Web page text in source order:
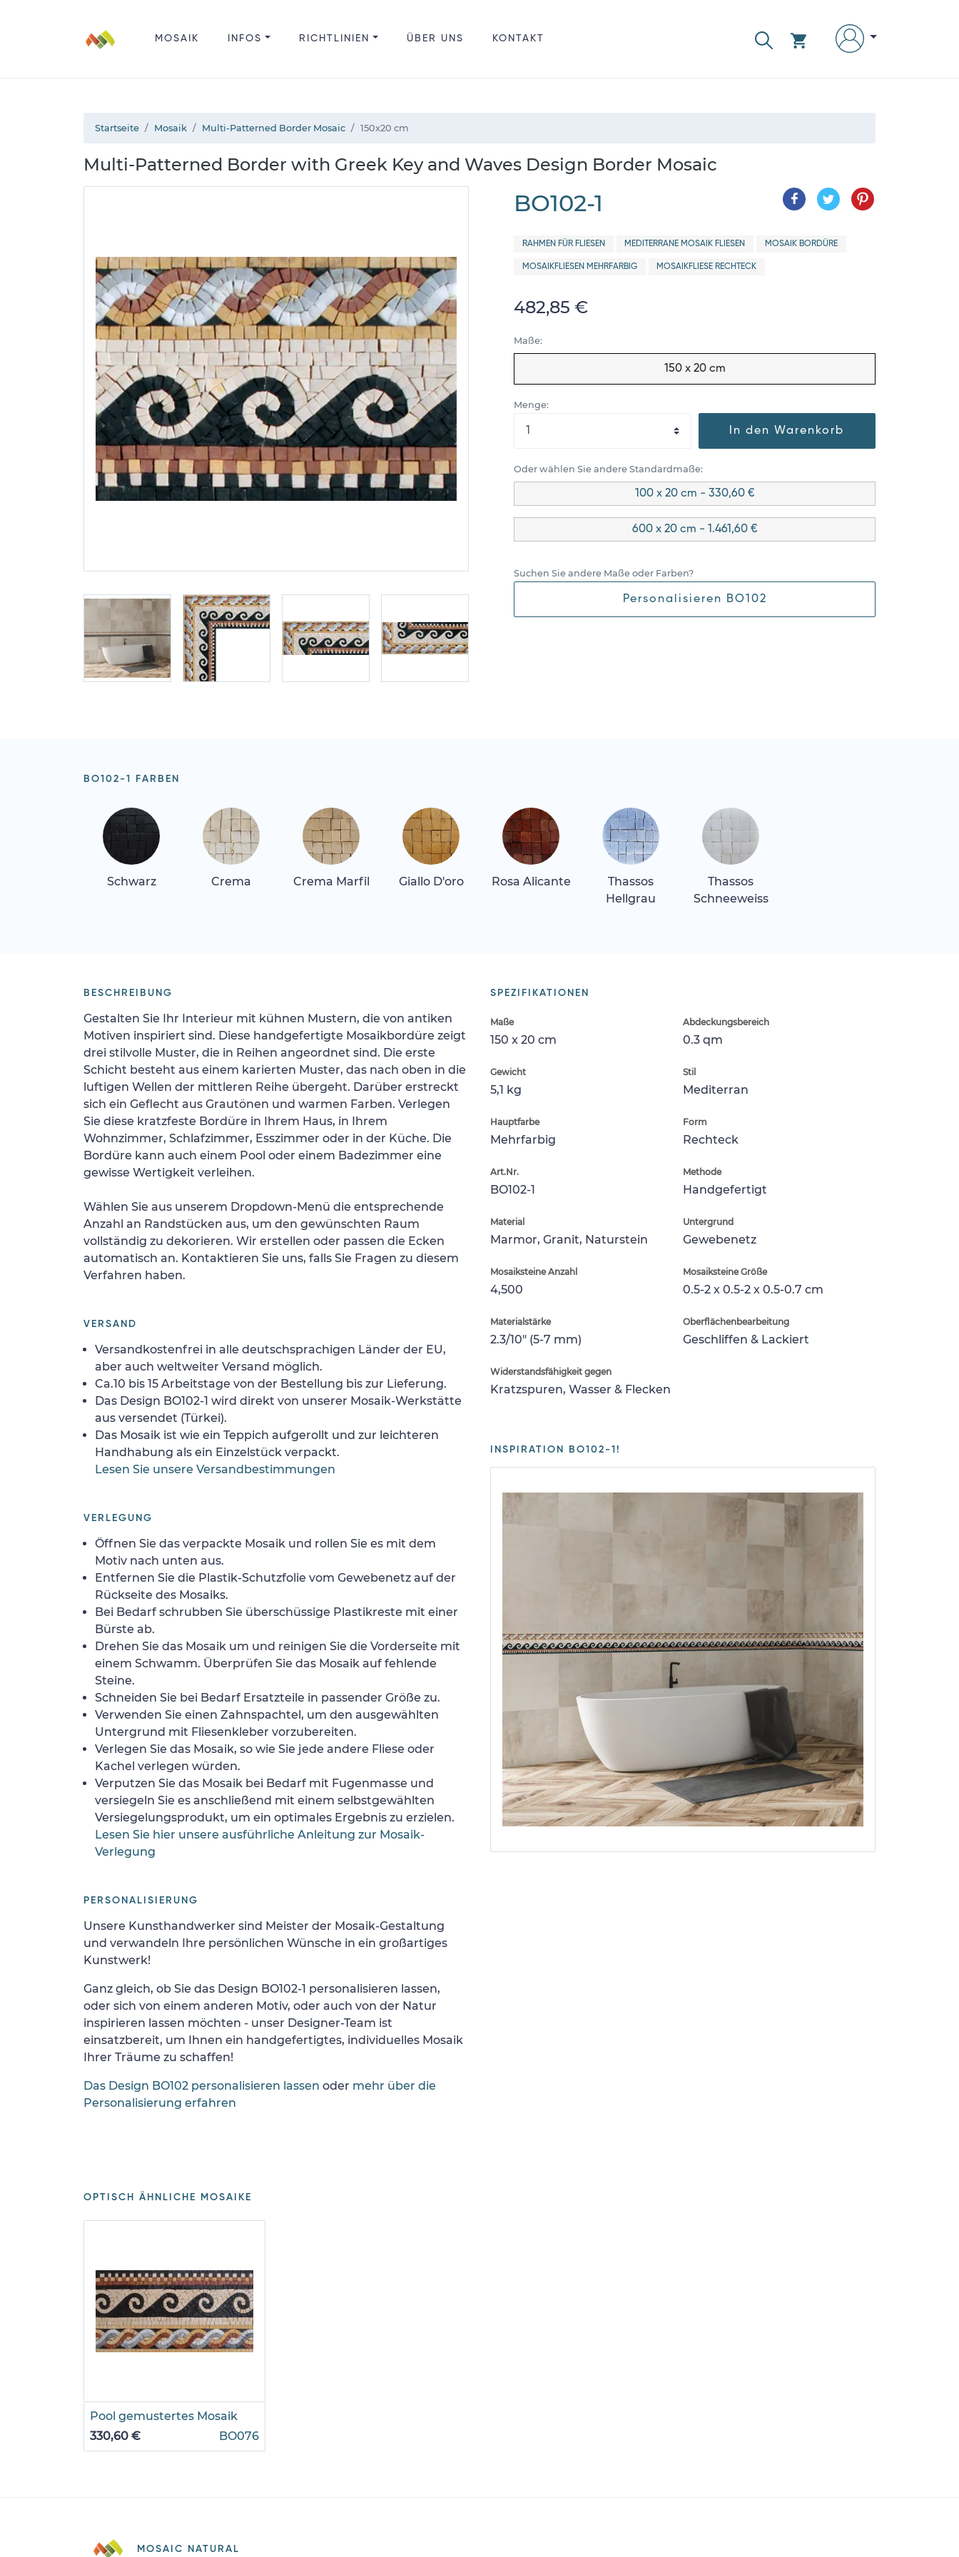
MOSAIK INFOS RICHTLINIEN ÜBER UNS KONTAKT
Startseite Mosaik Multi-Patterned Border Mosaic 150x20 cm
Multi-Patterned Border with Greek Key and Waves Design Border Mosaic
BO102-1
RAHMEN FÜR FLIESEN MEDITERRANE MOSAIK FLIESEN MOSAIK BORDÜRE
MOSAIKFLIESEN MEHRFARBIG MOSAIKFLIESE RECHTECK
482,85 €
Maße:
150 x 20 cm
Menge:
In den Warenkorb
Oder wählen Sie andere Standardmaße:
100 x 20 cm - 330,60 €
600 x 20 cm - 1.461,60 €
Suchen Sie andere Maße oder Farben?
Personalisieren BO102
BO102-1 FARBEN
Schwarz Crema Crema Marfil Giallo D'oro Rosa Alicante
Thassos
Hellgrau
Thassos
Schneeweiss
SPEZIFIKATIONEN
Maße
150 x 20 cm
Abdeckungsbereich
0.3 qm
Gewicht
5,1 kg
Stil
Mediterran
Hauptfarbe
Mehrfarbig
Form
Rechteck
Art.Nr.
BO102-1
Methode
Handgefertigt
Material
Marmor, Granit, Naturstein
Untergrund
Gewebenetz
Mosaiksteine Anzahl
4,500
Mosaiksteine Größe
0.5-2 x 0.5-2 x 0.5-0.7 cm
Materialstärke
2.3/10" (5-7 mm)
Oberflächenbearbeitung
Geschliffen & Lackiert
Widerstandsfähigkeit gegen
Kratzspuren, Wasser & Flecken
INSPIRATION BO102-1!
BESCHREIBUNG
Gestalten Sie Ihr Interieur mit kühnen Mustern, die von antiken
Motiven inspiriert sind. Diese handgefertigte Mosaikbordüre zeigt
drei stilvolle Muster, die in Reihen angeordnet sind. Die erste
Schicht besteht aus einem karierten Muster, das nach oben in die
luftigen Wellen der mittleren Reihe übergeht. Darüber erstreckt
sich ein Geflecht aus Grautönen und warmen Farben. Verlegen
Sie diese kratzfeste Bordüre in Ihrem Haus, in Ihrem
Wohnzimmer, Schlafzimmer, Esszimmer oder in der Küche. Die
Bordüre kann auch einem Pool oder einem Badezimmer eine
gewisse Wertigkeit verleihen.
Wählen Sie aus unserem Dropdown-Menü die entsprechende
Anzahl an Randstücken aus, um den gewünschten Raum
vollständig zu dekorieren. Wir erstellen oder passen die Ecken
automatisch an. Kontaktieren Sie uns, falls Sie Fragen zu diesem
Verfahren haben.
VERSAND
Versandkostenfrei in alle deutschsprachigen Länder der EU,
aber auch weltweiter Versand möglich.
Ca.10 bis 15 Arbeitstage von der Bestellung bis zur Lieferung.
Das Design BO102-1 wird direkt von unserer Mosaik-Werkstätte
aus versendet (Türkei).
Das Mosaik ist wie ein Teppich aufgerollt und zur leichteren
Handhabung als ein Einzelstück verpackt.
Lesen Sie unsere Versandbestimmungen
VERLEGUNG
Öffnen Sie das verpackte Mosaik und rollen Sie es mit dem
Motiv nach unten aus.
Entfernen Sie die Plastik-Schutzfolie vom Gewebenetz auf der
Rückseite des Mosaiks.
Bei Bedarf schrubben Sie überschüssige Plastikreste mit einer
Bürste ab.
Drehen Sie das Mosaik um und reinigen Sie die Vorderseite mit
einem Schwamm. Überprüfen Sie das Mosaik auf fehlende
Steine.
Schneiden Sie bei Bedarf Ersatzteile in passender Größe zu.
Verwenden Sie einen Zahnspachtel, um den ausgewählten
Untergrund mit Fliesenkleber vorzubereiten.
Verlegen Sie das Mosaik, so wie Sie jede andere Fliese oder
Kachel verlegen würden.
Verputzen Sie das Mosaik bei Bedarf mit Fugenmasse und
versiegeln Sie es anschließend mit einem selbstgewählten
Versiegelungsprodukt, um ein optimales Ergebnis zu erzielen.
Lesen Sie hier unsere ausführliche Anleitung zur Mosaik-
Verlegung
PERSONALISIERUNG
Unsere Kunsthandwerker sind Meister der Mosaik-Gestaltung
und verwandeln Ihre persönlichen Wünsche in ein großartiges
Kunstwerk!
Ganz gleich, ob Sie das Design BO102-1 personalisieren lassen,
oder sich von einem anderen Motiv, oder auch von der Natur
inspirieren lassen möchten - unser Designer-Team ist
einsatzbereit, um Ihnen ein handgefertigtes, individuelles Mosaik
Ihrer Träume zu schaffen!
Das Design BO102 personalisieren lassen oder mehr über die
Personalisierung erfahren
OPTISCH ÄHNLICHE MOSAIKE
Pool gemustertes Mosaik
330,60 €
BO076
MOSAIC NATURAL